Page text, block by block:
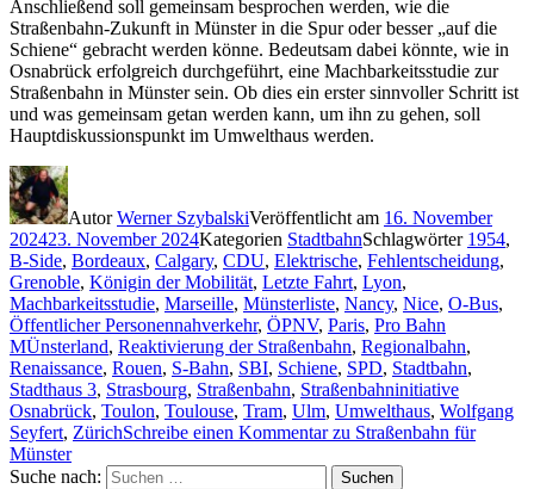
Anschließend soll gemeinsam besprochen werden, wie die
Straßenbahn-Zukunft in Münster in die Spur oder besser „auf die
Schiene“ gebracht werden könne. Bedeutsam dabei könnte, wie in
Osnabrück erfolgreich durchgeführt, eine Machbarkeitsstudie zur
Straßenbahn in Münster sein. Ob dies ein erster sinnvoller Schritt ist
und was gemeinsam getan werden kann, um ihn zu gehen, soll
Hauptdiskussionspunkt im Umwelthaus werden.
AutorWerner SzybalskiVeröffentlicht am 16. November
202423. November 2024Kategorien StadtbahnSchlagwörter 1954,
B-Side, Bordeaux, Calgary, CDU, Elektrische, Fehlentscheidung,
Grenoble, Königin der Mobilität, Letzte Fahrt, Lyon,
Machbarkeitsstudie, Marseille, Münsterliste, Nancy, Nice, O-Bus,
Öffentlicher Personennahverkehr, ÖPNV, Paris, Pro Bahn
MÜnsterland, Reaktivierung der Straßenbahn, Regionalbahn,
Renaissance, Rouen, S-Bahn, SBI, Schiene, SPD, Stadtbahn,
Stadthaus 3, Strasbourg, Straßenbahn, Straßenbahninitiative
Osnabrück, Toulon, Toulouse, Tram, Ulm, Umwelthaus, Wolfgang
Seyfert, ZürichSchreibe einen Kommentarzu Straßenbahn für
Münster
Suche nach:
Suchen